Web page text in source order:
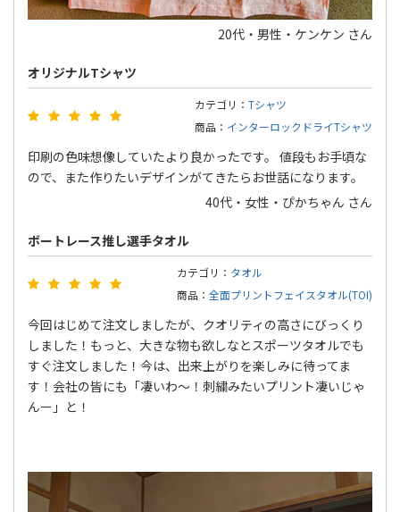
20代・男性・ケンケン さん
オリジナルTシャツ
カテゴリ： Tシャツ
商品： インターロックドライTシャツ
印刷の色味想像していたより良かったです。 値段もお手頃な
ので、また作りたいデザインがてきたらお世話になります。
40代・女性・ぴかちゃん さん
ボートレース推し選手タオル
カテゴリ： タオル
商品： 全面プリントフェイスタオル(TOI)
今回はじめて注文しましたが、クオリティの高さにびっくり
しました！もっと、大きな物も欲しなとスポーツタオルでも
すぐ注文しました！今は、出来上がりを楽しみに待ってま
す！会社の皆にも「凄いわ〜！刺繍みたいプリント凄いじゃ
んー」と！